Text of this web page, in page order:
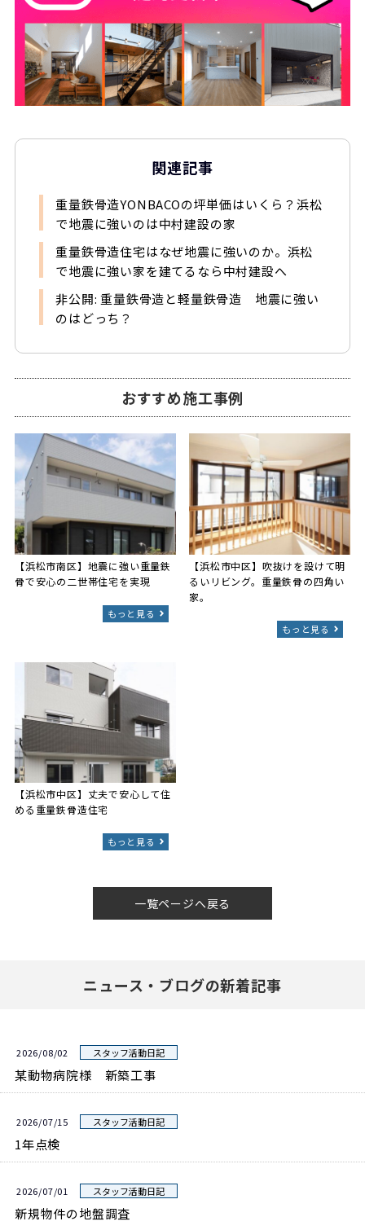
関連記事
重量鉄骨造YONBACOの坪単価はいくら？浜松
で地震に強いのは中村建設の家
重量鉄骨造住宅はなぜ地震に強いのか。浜松
で地震に強い家を建てるなら中村建設へ
非公開: 重量鉄骨造と軽量鉄骨造 地震に強い
のはどっち？
おすすめ施工事例
【浜松市南区】地震に強い重量鉄
骨で安心の二世帯住宅を実現
もっと見る
【浜松市中区】吹抜けを設けて明
るいリビング。重量鉄骨の四角い
家。
もっと見る
【浜松市中区】丈夫で安心して住
める重量鉄骨造住宅
もっと見る
一覧ページへ戻る
ニュース・ブログの新着記事
2026/08/02 スタッフ活動日記
某動物病院様 新築工事
2026/07/15 スタッフ活動日記
1年点検
2026/07/01 スタッフ活動日記
新規物件の地盤調査